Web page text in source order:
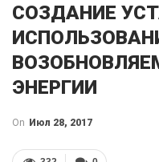
СОЗДАНИЕ
ЭНЕРГИИ
On Июл 28, 2017